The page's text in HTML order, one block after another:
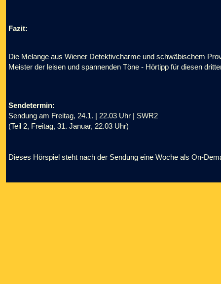
Fazit:
Die Melange aus Wiener Detektivcharme und schwäbischem
Meister der leisen und spannenden Töne - Hörtipp für diesen
Sendetermin:
Sendung am Freitag, 24.1. | 22.03 Uhr | SWR2
(Teil 2, Freitag, 31. Januar, 22.03 Uhr)
Dieses Hörspiel steht nach der Sendung eine Woche als On-